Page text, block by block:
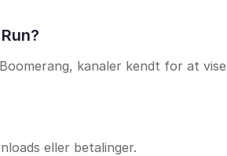
kanaler kendt for at vise
eller betalinger.